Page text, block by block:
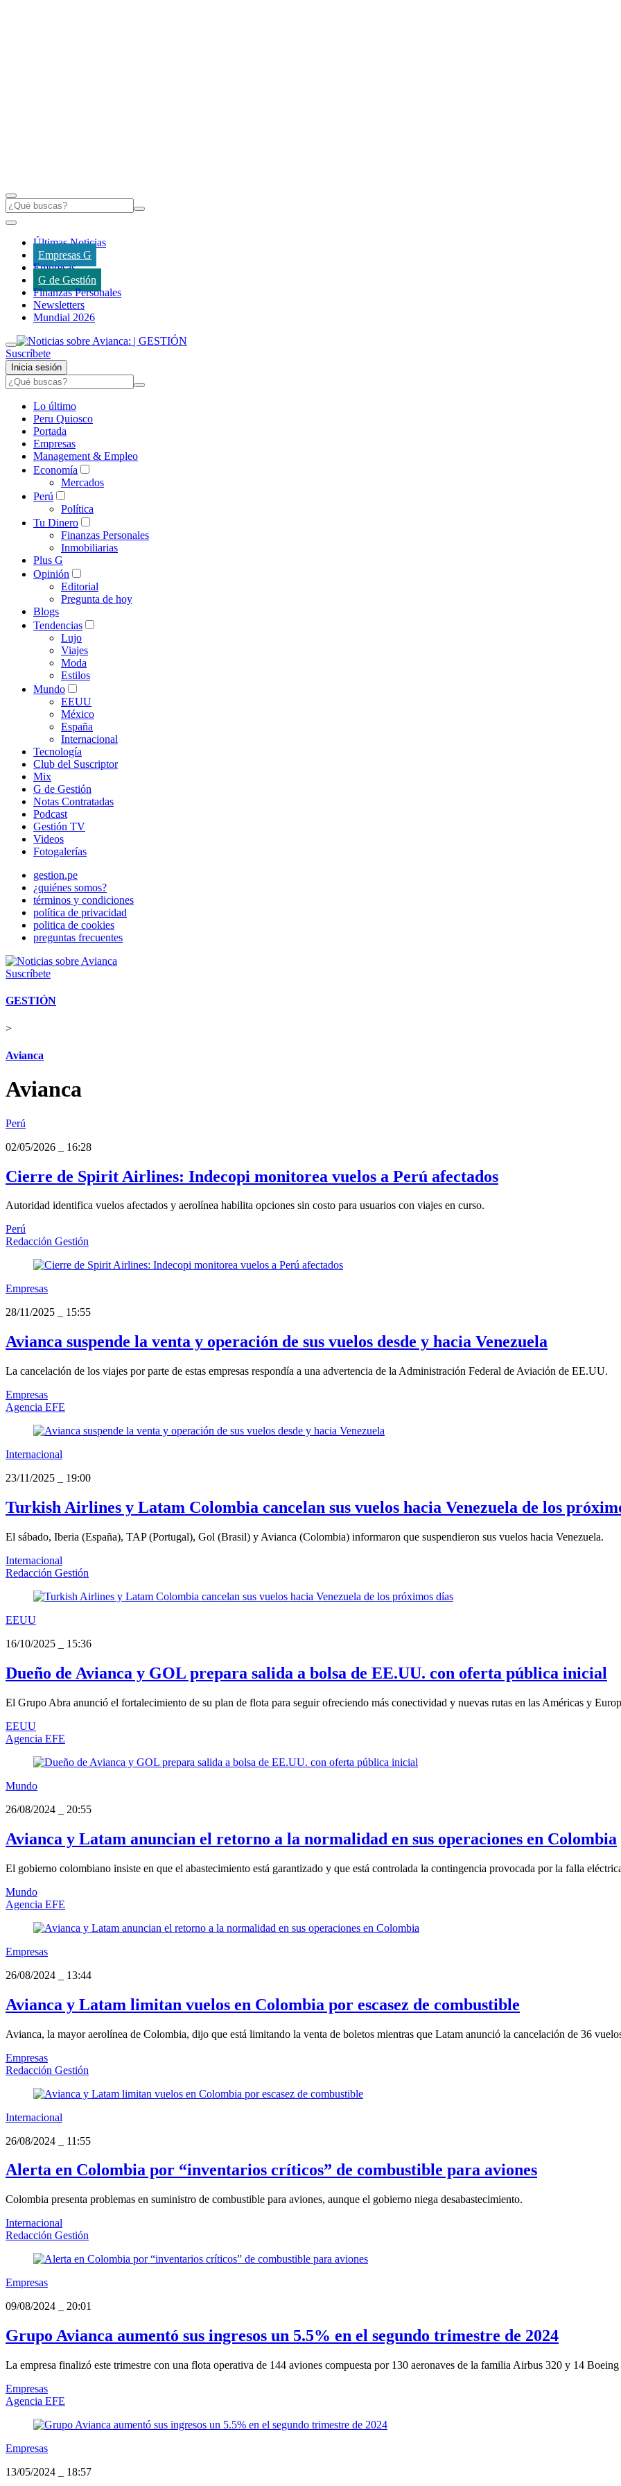
Últimas Noticias
Empresas G
Empresas
G de Gestión
Finanzas Personales
Newsletters
Mundial 2026
Suscríbete
Inicia sesión
Lo último
Peru Quiosco
Portada
Empresas
Management & Empleo
Economía
Mercados
Perú
Política
Tu Dinero
Finanzas Personales
Inmobiliarias
Plus G
Opinión
Editorial
Pregunta de hoy
Blogs
Tendencias
Lujo
Viajes
Moda
Estilos
Mundo
EEUU
México
España
Internacional
Tecnología
Club del Suscriptor
Mix
G de Gestión
Notas Contratadas
Podcast
Gestión TV
Videos
Fotogalerías
gestion.pe
¿quiénes somos?
términos y condiciones
política de privacidad
politica de cookies
preguntas frecuentes
Suscríbete
GESTIÓN
>
Avianca
Avianca
Perú
02/05/2026
16:28
Cierre de Spirit Airlines: Indecopi monitorea vuelos a Perú afectados
Autoridad identifica vuelos afectados y aerolínea habilita opciones sin costo para usuarios con viajes en curso.
Perú
Redacción Gestión
Empresas
28/11/2025
15:55
Avianca suspende la venta y operación de sus vuelos desde y hacia Venezuela
La cancelación de los viajes por parte de estas empresas respondía a una advertencia de la Administración Federal de Aviación de EE.UU.
Empresas
Agencia EFE
Internacional
23/11/2025
19:00
Turkish Airlines y Latam Colombia cancelan sus vuelos hacia Venezuela de los
El sábado, Iberia (España), TAP (Portugal), Gol (Brasil) y Avianca (Colombia) informaron que suspendieron sus vuelos hacia Venezuela.
Internacional
Redacción Gestión
EEUU
16/10/2025
15:36
Dueño de Avianca y GOL prepara salida a bolsa de EE.UU. con oferta pública inicial
El Grupo Abra anunció el fortalecimiento de su plan de flota para seguir ofreciendo más conectividad y nuevas rutas en las Américas y
EEUU
Agencia EFE
Mundo
26/08/2024
20:55
Avianca y Latam anuncian el retorno a la normalidad en sus operaciones en Colombia
El gobierno colombiano insiste en que el abastecimiento está garantizado y que está controlada la contingencia provocada por la falla
Mundo
Agencia EFE
Empresas
26/08/2024
13:44
Avianca y Latam limitan vuelos en Colombia por escasez de combustible
Avianca, la mayor aerolínea de Colombia, dijo que está limitando la venta de boletos mientras que Latam anunció la cancelación de 36
Empresas
Redacción Gestión
Internacional
26/08/2024
11:55
Alerta en Colombia por “inventarios críticos” de combustible para aviones
Colombia presenta problemas en suministro de combustible para aviones, aunque el gobierno niega desabastecimiento.
Internacional
Redacción Gestión
Empresas
09/08/2024
20:01
Grupo Avianca aumentó sus ingresos un 5.5% en el segundo trimestre de 2024
La empresa finalizó este trimestre con una flota operativa de 144 aviones compuesta por 130 aeronaves de la familia Airbus 320 y 14
Empresas
Agencia EFE
Empresas
13/05/2024
18:57